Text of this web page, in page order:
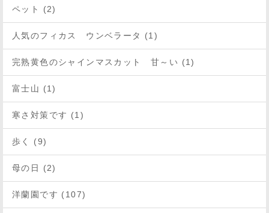
ペット (2)
人気のフィカス ウンベラータ (1)
完熟黄色のシャインマスカット 甘～い (1)
富士山 (1)
寒さ対策です (1)
歩く (9)
母の日 (2)
洋蘭園です (107)